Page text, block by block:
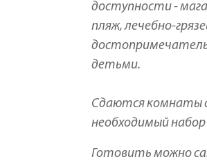
доступности -
пляж, лечебно-
детьми.
Сдаются комнаты
необходимый набор
Готовить можно